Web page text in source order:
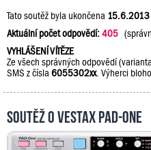
Tato soutěž byla ukončena 15.6.2013
Aktuální počet odpovědí:405
VYHLÁŠENÍ VÍTĚZE
Ze všech správných odpovědí
SMS z čísla 6055302xx. Výherci
Soutěž o Vestax PAD-One